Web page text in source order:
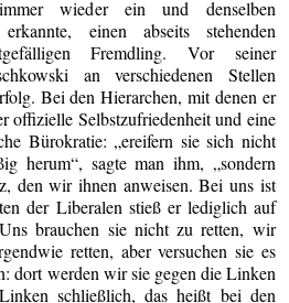
wieder ein und denselben
einen abseits stehenden
Fremdling. Vor seiner
an verschiedenen Stellen
Bei den Hierarchen, mit denen er
offizielle Selbstzufriedenheit und eine
Bürokratie: „ereifern sie sich nicht
herum“, sagte man ihm, „sondern
den wir ihnen anweisen. Bei uns ist
der Liberalen stieß er lediglich auf
brauchen sie nicht zu retten, wir
retten, aber versuchen sie es
dort werden wir sie gegen die Linken
schließlich, das heißt bei den